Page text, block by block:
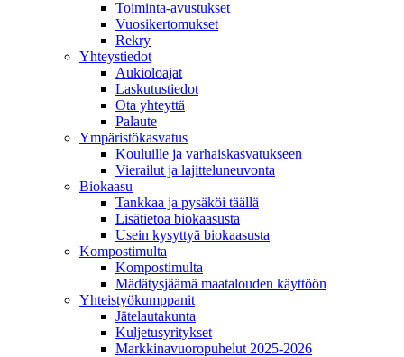
Toiminta-avustukset
Vuosikertomukset
Rekry
Yhteystiedot
Aukioloajat
Laskutustiedot
Ota yhteyttä
Palaute
Ympäristökasvatus
Kouluille ja varhaiskasvatukseen
Vierailut ja lajitteluneuvonta
Biokaasu
Tankkaa ja pysäköi täällä
Lisätietoa biokaasusta
Usein kysyttyä biokaasusta
Kompostimulta
Kompostimulta
Mädätysjäämä maatalouden käyttöön
Yhteistyökumppanit
Jätelautakunta
Kuljetusyritykset
Markkinavuoropuhelut 2025-2026